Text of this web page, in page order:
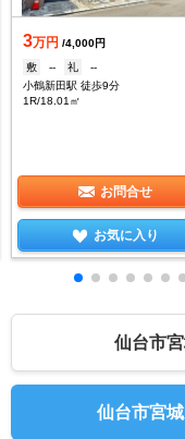
3万円 /4,000円
敷
-- 礼
--
小鶴新田駅 徒歩9分
1R/18.01㎡
お問合せ
お気に入り
仙台市
仙台市宮